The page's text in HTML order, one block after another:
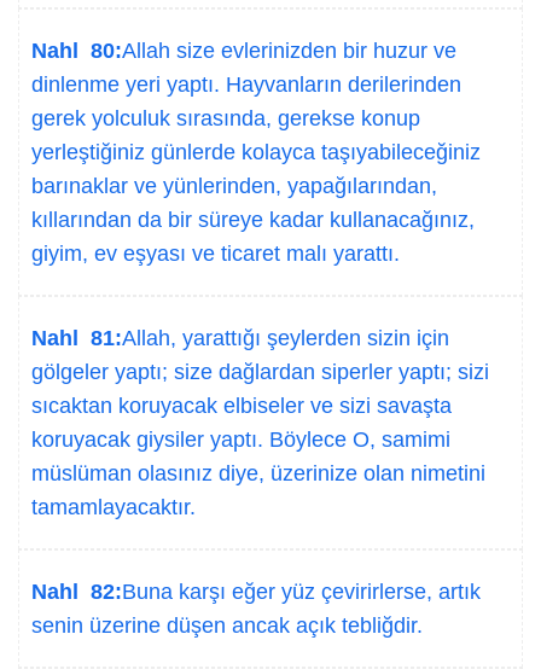
Nahl 80:Allah size evlerinizden bir huzur ve
dinlenme yeri yaptı. Hayvanların derilerinden
gerek yolculuk sırasında, gerekse konup
yerleştiğiniz günlerde kolayca taşıyabileceğiniz
barınaklar ve yünlerinden, yapağılarından,
kıllarından da bir süreye kadar kullanacağınız,
giyim, ev eşyası ve ticaret malı yarattı.
Nahl 81:Allah, yarattığı şeylerden sizin için
gölgeler yaptı; size dağlardan siperler yaptı; sizi
sıcaktan koruyacak elbiseler ve sizi savaşta
koruyacak giysiler yaptı. Böylece O, samimi
müslüman olasınız diye, üzerinize olan nimetini
tamamlayacaktır.
Nahl 82:Buna karşı eğer yüz çevirirlerse, artık
senin üzerine düşen ancak açık tebliğdir.